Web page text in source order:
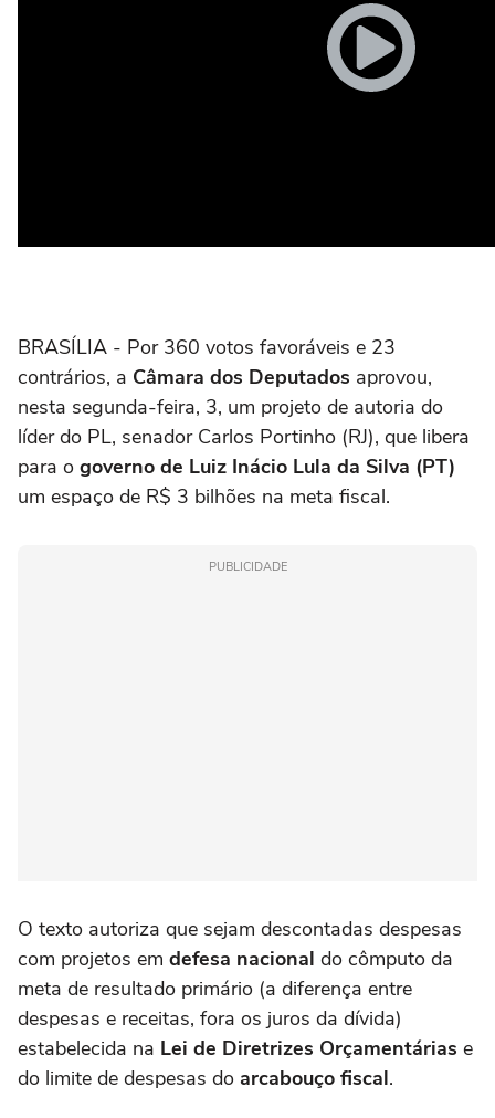
BRASÍLIA - Por 360 votos favoráveis e 23
contrários, a Câmara dos Deputados aprovou,
nesta segunda-feira, 3, um projeto de autoria do
líder do PL, senador Carlos Portinho (RJ), que libera
para o governo de Luiz Inácio Lula da Silva (PT)
um espaço de R$ 3 bilhões na meta fiscal.
PUBLICIDADE
O texto autoriza que sejam descontadas despesas
com projetos em defesa nacional do cômputo da
meta de resultado primário (a diferença entre
despesas e receitas, fora os juros da dívida)
estabelecida na Lei de Diretrizes Orçamentárias e
do limite de despesas do arcabouço fiscal.